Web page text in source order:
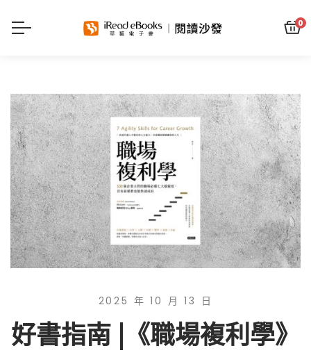
0
2025 年 10 月 13 日
好書指南 |《職場複利學》